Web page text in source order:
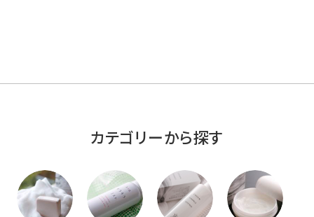
カテゴリーから探す